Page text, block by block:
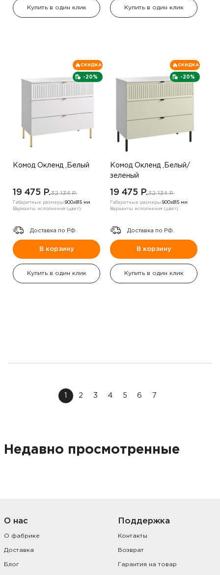
Купить в один клик Купить в один клик
-20%
СКИДКА
Комод Окленд ,Белый
19 475 P.32 134 P.
Габаритные размеры:900х815 мм
Варианты исполнения (цвет):
Доставка по РФ.
В корзину
Купить в один клик
-20%
СКИДКА
Комод Окленд ,Белый/
зеленый
19 475 P.32 134 P.
Габаритные размеры:900х815 мм
Варианты исполнения (цвет):
Доставка по РФ.
В корзину
Купить в один клик
2 3 4 5 6 7
Недавно просмотренные
О нас
О фабрике
Доставка
Блог
Поддержка
Контакты
Возврат
Гарантия на товар